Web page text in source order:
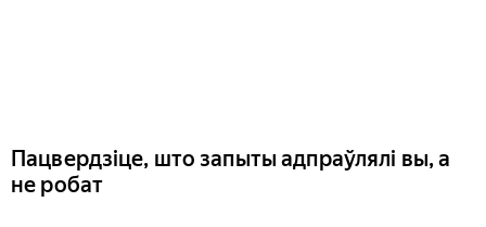
Пацвердзіце, што запыты адпраўлялі вы, а
не робат